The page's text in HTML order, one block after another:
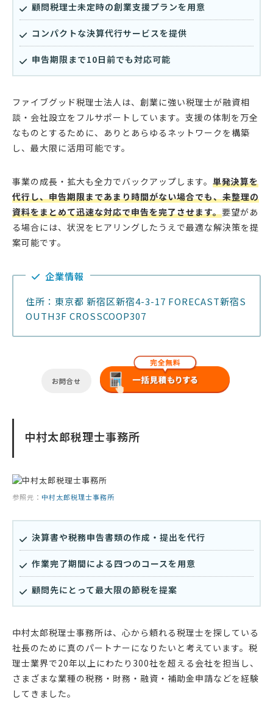
顧問税理士未定時の創業支援プランを用意
コンパクトな決算代行サービスを提供
申告期限まで10日前でも対応可能
ファイブグッド税理士法人は、創業に強い税理士が融資相
談・会社設立をフルサポートしています。支援の体制を万全
なものとするために、ありとあらゆるネットワークを構築
し、最大限に活用可能です。
事業の成長・拡大も全力でバックアップします。 単発決算を
代行し、申告期限まであまり時間がない場合でも、未整理の
資料をまとめて迅速な対応で申告を完了させます。要望があ
る場合には、状況をヒアリングしたうえで最適な解決策を提
案可能です。
企業情報
住所：東京都 新宿区新宿4-3-17 FORECAST新宿S
OUTH3F CROSSCOOP307
お問合せ
中村太郎税理士事務所
参照元： 中村太郎税理士事務所
決算書や税務申告書類の作成・提出を代行
作業完了期間による四つのコースを用意
顧問先にとって最大限の節税を提案
中村太郎税理士事務所は、心から頼れる税理士を探している
社長のために真のパートナーになりたいと考えています。税
理士業界で20年以上にわたり300社を超える会社を担当し、
さまざまな業種の税務・財務・融資・補助金申請などを経験
してきました。